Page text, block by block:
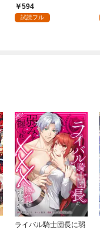
594
試読フル
ライバル騎士団長に弱